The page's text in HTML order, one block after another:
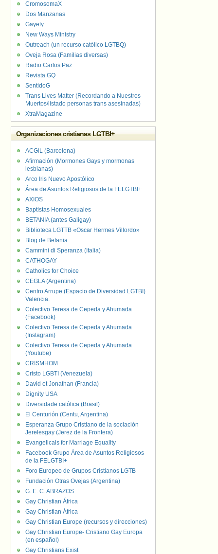
CromosomaX
Dos Manzanas
Gayety
New Ways Ministry
Outreach (un recurso católico LGTBQ)
Oveja Rosa (Familias diversas)
Radio Carlos Paz
Revista GQ
SentidoG
Trans Lives Matter (Recordando a Nuestros
Muertos/listado personas trans asesinadas)
XtraMagazine
Organizaciones cristianas LGTBI+
ACGIL (Barcelona)
Afirmación (Mormones Gays y mormonas
lesbianas)
Arco Iris Nuevo Apostólico
Área de Asuntos Religiosos de la FELGTBI+
AXIOS
Baptistas Homosexuales
BETANIA (antes Galigay)
Biblioteca LGTTB «Oscar Hermes Villordo»
Blog de Betania
Cammini di Speranza (Italia)
CATHOGAY
Catholics for Choice
CEGLA (Argentina)
Centro Arrupe (Espacio de Diversidad LGTBI)
Valencia.
Colectivo Teresa de Cepeda y Ahumada
(Facebook)
Colectivo Teresa de Cepeda y Ahumada
(Instagram)
Colectivo Teresa de Cepeda y Ahumada
(Youtube)
CRISMHOM
Cristo LGBTI (Venezuela)
David et Jonathan (Francia)
Dignity USA
Diversidade católica (Brasil)
El Centurión (Centu, Argentina)
Esperanza Grupo Cristiano de la sociación
Jerelesgay (Jerez de la Frontera)
Evangelicals for Marriage Equality
Facebook Grupo Área de Asuntos Religiosos
de la FELGTBI+
Foro Europeo de Grupos Cristianos LGTB
Fundación Otras Ovejas (Argentina)
G. E. C. ABRAZOS
Gay Christian África
Gay Christian África
Gay Christian Europe (recursos y direcciones)
Gay Christian Europe- Cristiano Gay Europa
(en español)
Gay Christians Exist